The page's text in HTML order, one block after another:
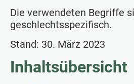
Die verwendeten Begriffe
geschlechtsspezifisch.
Stand: 30. März 2023
Inhaltsübersicht